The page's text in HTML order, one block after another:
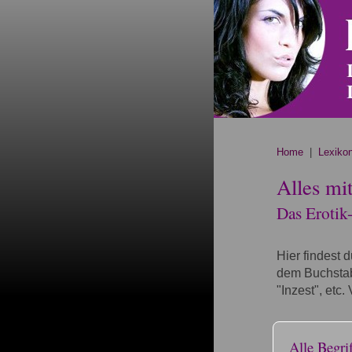
Home
Alles
Das
Hier findest
dem
"Inzest", etc.
Alle